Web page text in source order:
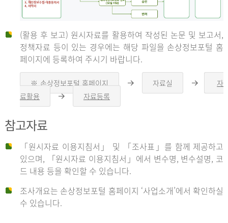
신
청
자
신
청
자
는
1.
자
(활용 후 보고) 원시자료를 활용하여 작성된 논문 및 보고서,
정책자료 등이 있는 경우에는 해당 파일을 손상정보포털 홈
페이지에 등록하여 주시기 바랍니다.
※ 손상정보포털 홈페이지
른
자료실
른
자
료활용
른
자료등록
참고자료
「원시자료 이용지침서」 및 「조사표」를 함께 제공하고
있으며, 「원시자료 이용지침서」에서 변수명, 변수설명, 코
드 내용 등을 확인할 수 있습니다.
조사개요는 손상정보포털 홈페이지 ‘사업소개’에서 확인하실
수 있습니다.